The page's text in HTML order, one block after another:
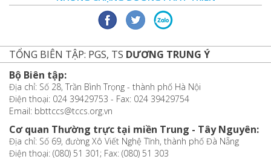
TỔNG BIÊN TẬP: PGS, TS DƯƠNG TRUNG Ý
Bộ Biên tập:
Địa chỉ: Số 28, Trần Bình Trọng - thành phố Hà Nội
Điện thoại: 024 39429753 - Fax: 024 39429754
Email: bbttccs@tccs.org.vn
Cơ quan Thường trực tại miền Trung - Tây Nguyên:
Địa chỉ: Số 69, đường Xô Viết Nghệ Tĩnh, thành phố Đà Nẵng
Điện thoại: (080) 51 301; Fax: (080) 51 303